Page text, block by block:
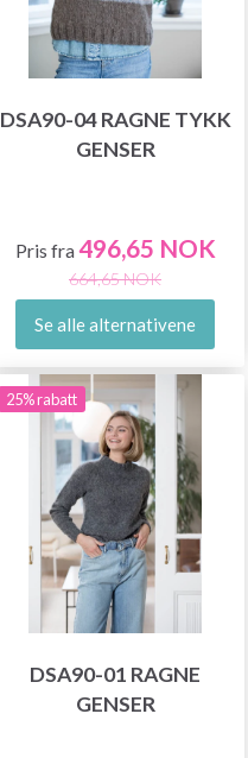
DSA90-04 RAGNE TYKK
GENSER
Pris fra496,65 NOK
664,65 NOK
Se alle alternativene
25% rabatt
DSA90-01 RAGNE
GENSER